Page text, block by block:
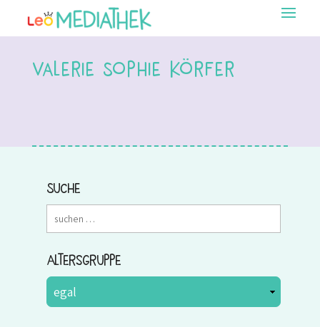
Valerie Sophie Körfer
Suche
Altersgruppe